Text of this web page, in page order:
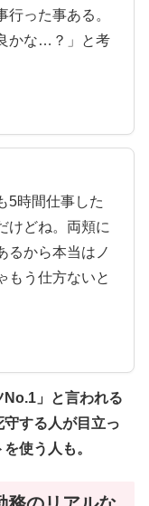
った事ある。
かな…？」と考
時間仕事した
けどね。両頬に
るから本当はノ
もう仕方ないと
」と言われる
する人が目立っ
使う人も。